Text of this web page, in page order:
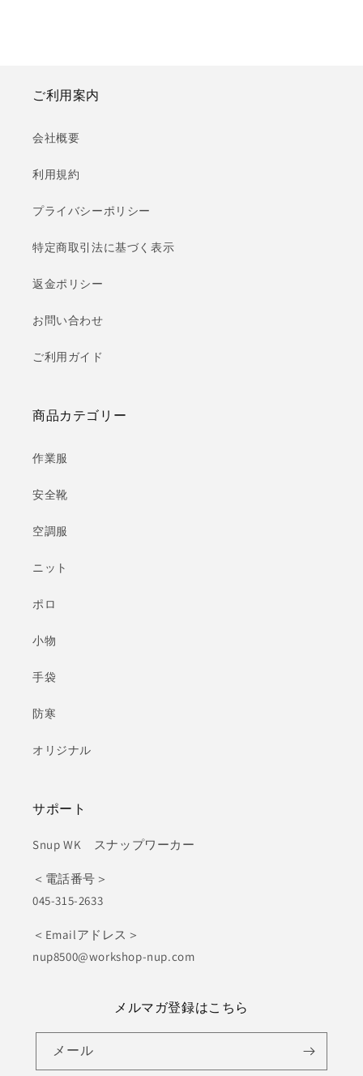
ご利用案内
会社概要
利用規約
プライバシーポリシー
特定商取引法に基づく表示
返金ポリシー
お問い合わせ
ご利用ガイド
商品カテゴリー
作業服
安全靴
空調服
ニット
ポロ
小物
手袋
防寒
オリジナル
サポート
Snup WK スナップワーカー
＜電話番号＞
045-315-2633
＜Emailアドレス＞
nup8500@workshop-nup.com
メルマガ登録はこちら
メール